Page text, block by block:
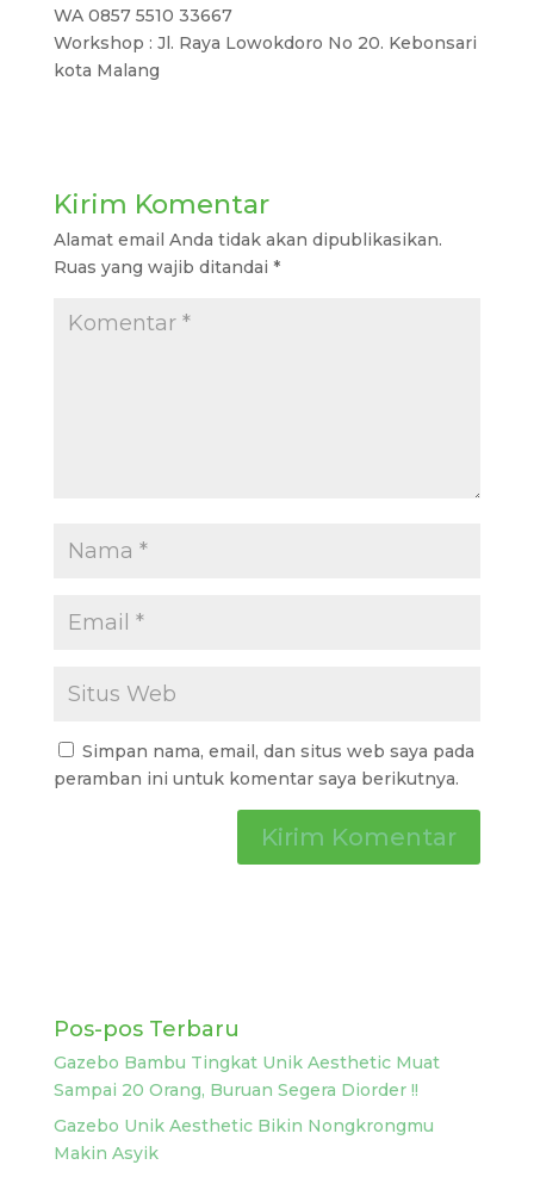
WA 0857 5510 33667
Workshop : Jl. Raya Lowokdoro No 20. Kebonsari
kota Malang
Kirim Komentar
Alamat email Anda tidak akan dipublikasikan.
Ruas yang wajib ditandai *
Simpan nama, email, dan situs web saya pada
peramban ini untuk komentar saya berikutnya.
Pos-pos Terbaru
Gazebo Bambu Tingkat Unik Aesthetic Muat
Sampai 20 Orang, Buruan Segera Diorder !!
Gazebo Unik Aesthetic Bikin Nongkrongmu
Makin Asyik